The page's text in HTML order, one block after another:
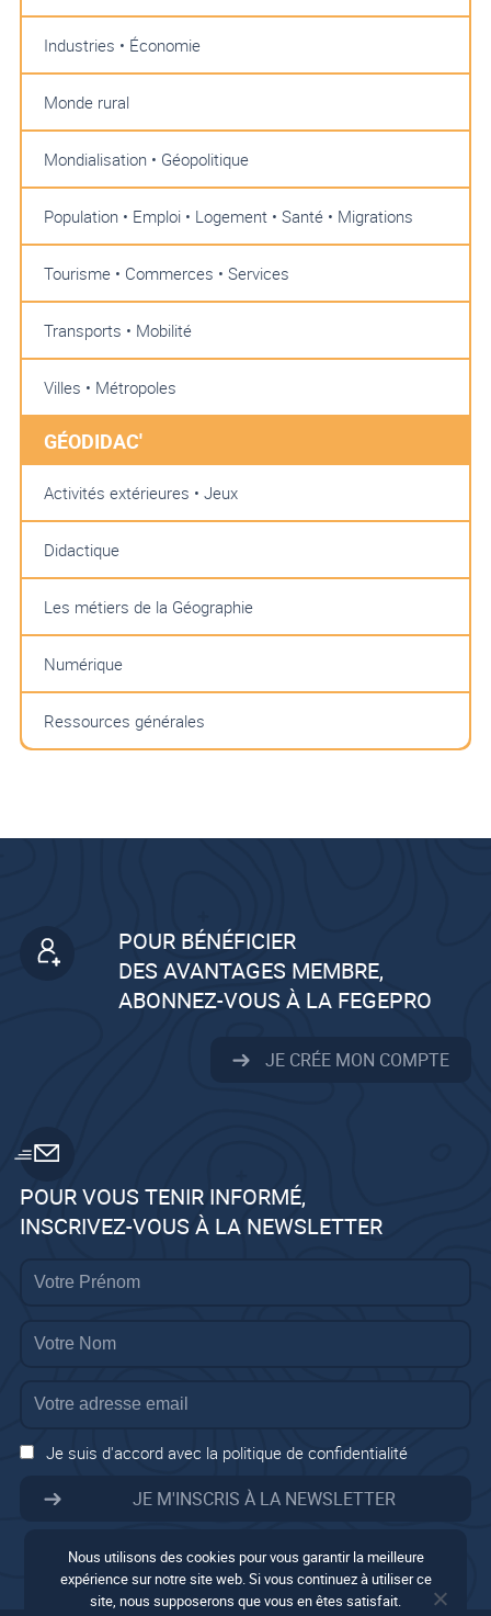
Industries • Économie
Monde rural
Mondialisation • Géopolitique
Population • Emploi • Logement • Santé • Migrations
Tourisme • Commerces • Services
Transports • Mobilité
Villes • Métropoles
GÉODIDAC'
Activités extérieures • Jeux
Didactique
Les métiers de la Géographie
Numérique
Ressources générales
POUR BÉNÉFICIER
DES AVANTAGES MEMBRE,
ABONNEZ-VOUS À LA FEGEPRO
JE CRÉE MON COMPTE
POUR VOUS TENIR INFORMÉ,
INSCRIVEZ-VOUS À LA NEWSLETTER
Je suis d'accord avec la politique de confidentialité
Nous utilisons des cookies pour vous garantir la meilleure
expérience sur notre site web. Si vous continuez à utiliser ce
site, nous supposerons que vous en êtes satisfait.